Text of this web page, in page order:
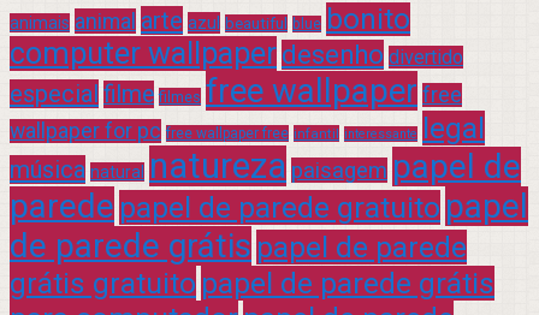
animais animal arte azul beautiful blue bonito
computer wallpaper desenho divertido
especial filme filmes free wallpaper free
wallpaper for pc free wallpaper free infantil interessante legal
música natural natureza paisagem papel de
parede papel de parede gratuito papel
de parede grátis papel de parede
grátis gratuito papel de parede grátis